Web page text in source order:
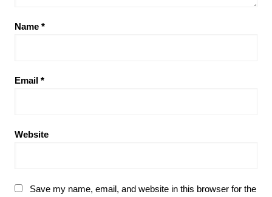
Name *
Email *
Website
Save my name, email, and website in this browser for the